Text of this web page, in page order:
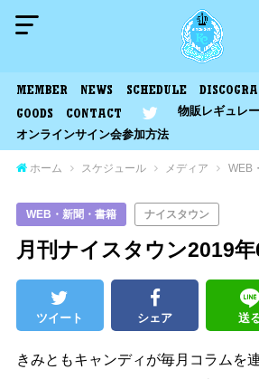
MEMBER NEWS SCHEDULE
GOODS
CONTACT
物販レギュレ
オンラインサイン会参加方法
ホーム スケジュール メディア WEB
WEB・新聞・書籍 ナイスタウン
月刊ナイスタウン2019
ツイート シェア 送
きみともキャンディが毎月コラムを